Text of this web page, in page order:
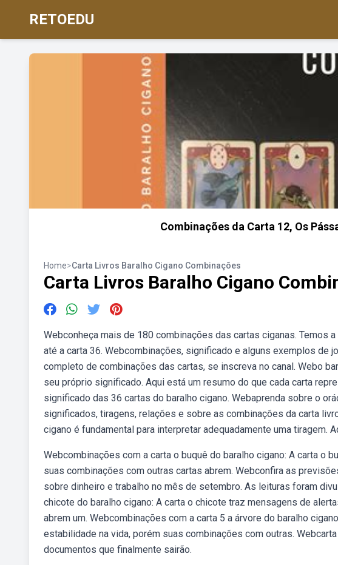
RETOEDU
Combinações da Carta 12, Os
Home>Carta Livros Baralho Cigano Combinações
Carta Livros Baralho Cigano
Webconheça mais de 180 combinações das cartas ciganas. Temos
até a carta 36. Webcombinações, significado e alguns exemplos de
completo de combinações das cartas, se inscreva no canal. Webo
seu próprio significado. Aqui está um resumo do que cada carta
significado das 36 cartas do baralho cigano. Webaprenda sobre o
significados, tiragens, relações e sobre as combinações da carta
cigano é fundamental para interpretar adequadamente uma tiragem.
Webcombinações com a carta o buquê do baralho cigano: A carta o
suas combinações com outras cartas abrem. Webconfira as
sobre dinheiro e trabalho no mês de setembro. As leituras foram
chicote do baralho cigano: A carta o chicote traz mensagens de
abrem um. Webcombinações com a carta 5 a árvore do baralho
estabilidade na vida, porém suas combinações com outras.
documentos que finalmente sairão.